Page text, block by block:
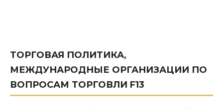
ТОРГОВАЯ ПОЛИТИКА,
МЕЖДУНАРОДНЫЕ ОРГАНИЗАЦИИ ПО
ВОПРОСАМ ТОРГОВЛИ F13